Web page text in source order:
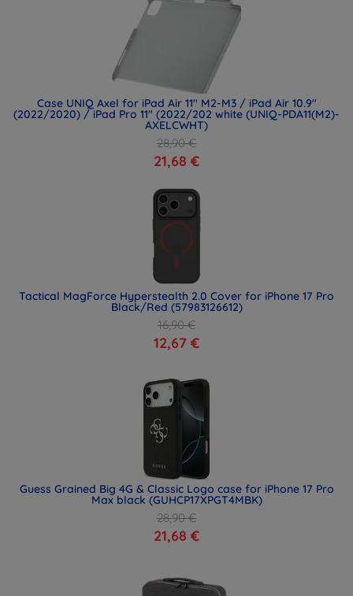
Case UNIQ Axel for iPad Air 11" M2-M3 / iPad Air 10.9"
(2022/2020) / iPad Pro 11" (2022/202 white (UNIQ-PDA11(M2)-
AXELCWHT)
28,90 €
21,68 €
Tactical MagForce Hyperstealth 2.0 Cover for iPhone 17 Pro
Black/Red (57983126612)
16,90 €
12,67 €
Guess Grained Big 4G & Classic Logo case for iPhone 17 Pro
Max black (GUHCP17XPGT4MBK)
28,90 €
21,68 €